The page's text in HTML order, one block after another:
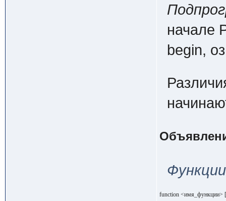
начале
begin,
Функции
function <имя_функции>